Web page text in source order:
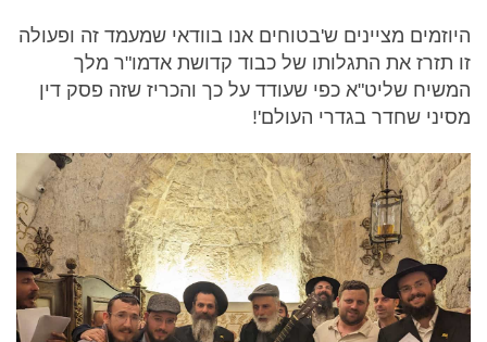
היוזמים מציינים ש'בטוחים אנו בוודאי שמעמד זה ופעולה
זו תזרז את התגלותו של כבוד קדושת אדמו"ר מלך
המשיח שליט"א כפי שעודד על כך והכריז שזה פסק דין
מסיני שחדר בגדרי העולם'!